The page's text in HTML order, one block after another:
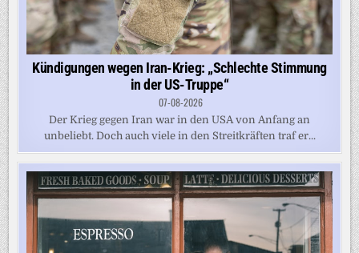
Kündigungen wegen Iran-Krieg: „Schlechte Stimmung
in der US-Truppe“
07-08-2026
Der Krieg gegen Iran war in den USA von Anfang an
unbeliebt. Doch auch viele in den Streitkräften traf er...